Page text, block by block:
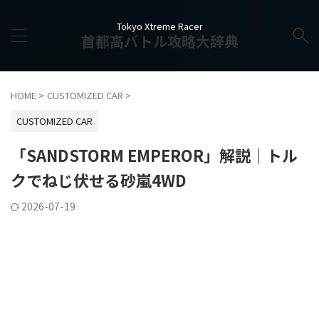
Tokyo Xtreme Racer
首都高バトル攻略大辞典
HOME > CUSTOMIZED CAR >
CUSTOMIZED CAR
「SANDSTORM EMPEROR」解説｜トル
クでねじ伏せる砂嵐4WD
2026-07-19